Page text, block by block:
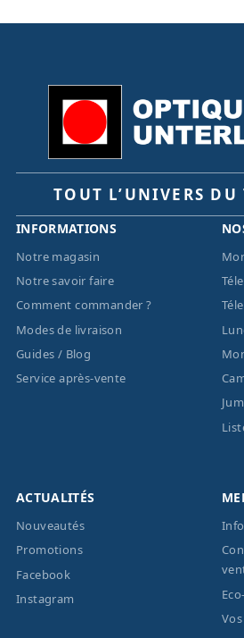
TOUT L’UNIVERS DU
INFORMATIONS
Notre magasin
Notre savoir faire
Comment commander ?
Modes de livraison
Guides / Blog
Service après-vente
ACTUALITÉS
Nouveautés
Promotions
Facebook
Instagram